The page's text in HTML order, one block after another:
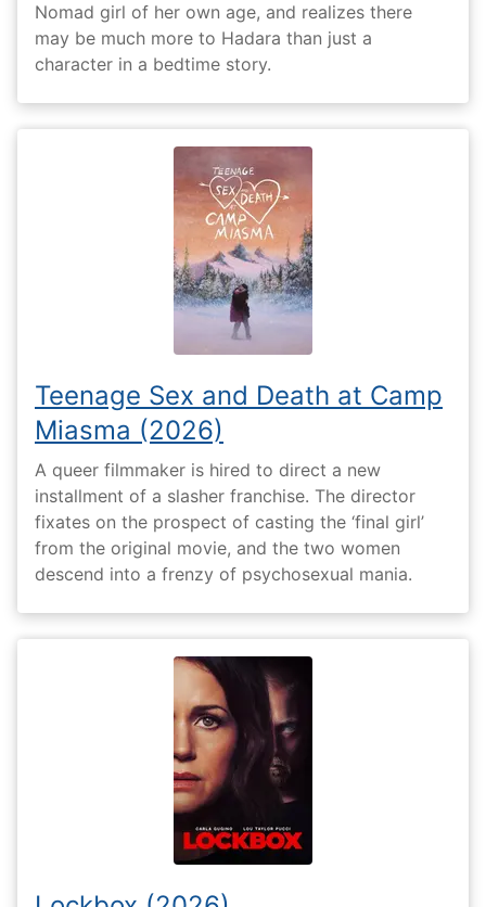
Nomad girl of her own age, and realizes there
may be much more to Hadara than just a
character in a bedtime story.
Teenage Sex and Death at Camp
Miasma (2026)
A queer filmmaker is hired to direct a new
installment of a slasher franchise. The director
fixates on the prospect of casting the ‘final girl’
from the original movie, and the two women
descend into a frenzy of psychosexual mania.